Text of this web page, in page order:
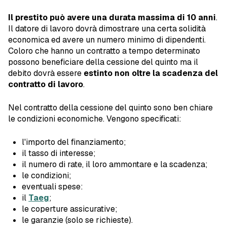
Il prestito può avere una durata massima di 10 anni.
Il datore di lavoro dovrà dimostrare una certa solidità
economica ed avere un numero minimo di dipendenti.
Coloro che hanno un contratto a tempo determinato
possono beneficiare della cessione del quinto ma il
debito dovrà essere estinto non oltre la scadenza del
contratto di lavoro.
Nel contratto della cessione del quinto sono ben chiare
le condizioni economiche. Vengono specificati:
l'importo del finanziamento;
il tasso di interesse;
il numero di rate, il loro ammontare e la scadenza;
le condizioni;
eventuali spese:
il Taeg;
le coperture assicurative;
le garanzie (solo se richieste).